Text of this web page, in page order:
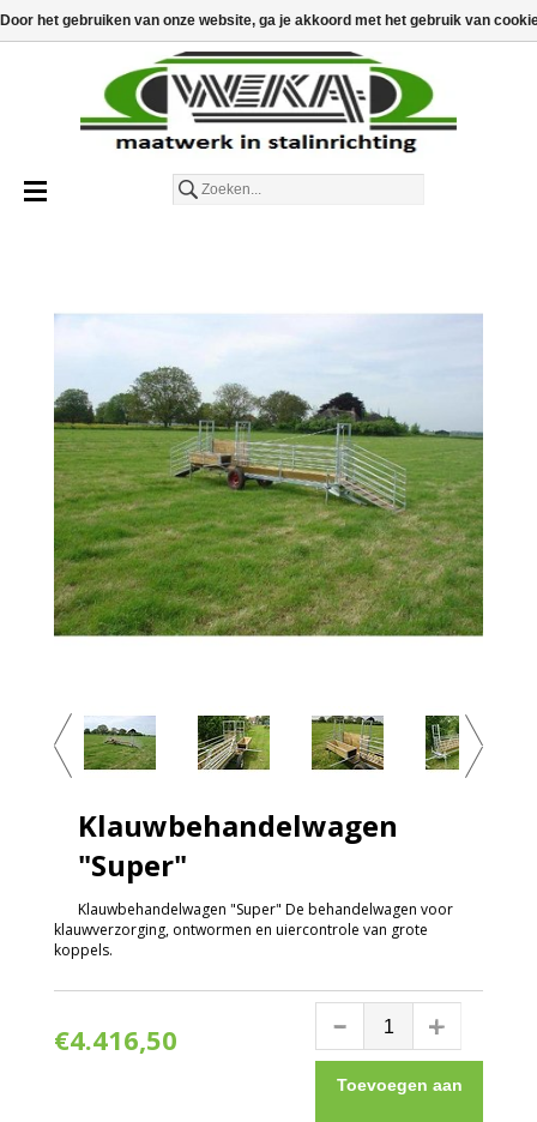
€0,00
€
Klauwbehandelwagen
"Super"
Klauwbehandelwagen "Super" De behandelwagen voor
klauwverzorging, ontwormen en uiercontrole van grote
koppels.
€4.416,50
Toevoegen aan winkelwagen
Toevoegen aan
Door het gebruiken van onze website, ga je akkoord met het gebruik van